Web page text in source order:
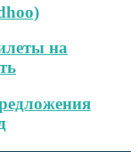
на